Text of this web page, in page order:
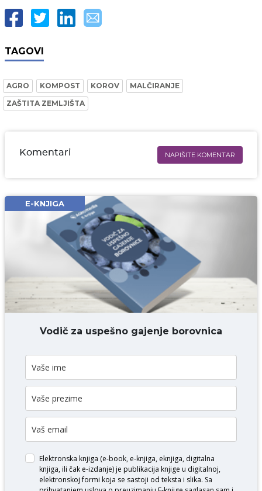
TAGOVI
AGRO KOMPOST KOROV
MALČIRANJE
ZAŠTITA ZEMLJIŠTA
Komentari NAPIŠITE KOMENTAR
Email* obavezno
Komentar* obavezno
DODAJ KOMENTAR
E-KNJIGA
Vodič za uspešno gajenje borovnica
Elektronska knjiga (e-book, e-knjiga, eknjiga, digitalna
knjiga, ili čak e-izdanje) je publikacija knjige u digitalnoj,
elektronskoj formi koja se sastoji od teksta i slika. Sa